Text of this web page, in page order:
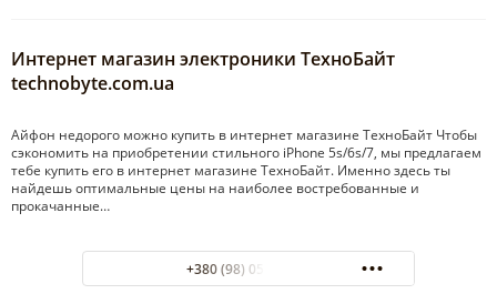
Интернет магазин электроники ТехноБайт
technobyte.com.ua
Айфон недорого можно купить в интернет магазине ТехноБайт Чтобы
сэкономить на приобретении стильного iPhone 5s/6s/7, мы предлагаем
тебе купить его в интернет магазине ТехноБайт. Именно здесь ты
найдешь оптимальные цены на наиболее востребованные и
прокачанные…
+380 (98) 051-33-51